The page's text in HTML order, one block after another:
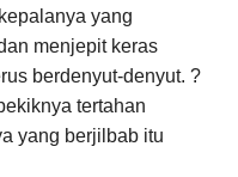
yang
menjepit keras
berdenyut-denyut. ?
tertahan
yang berjilbab itu